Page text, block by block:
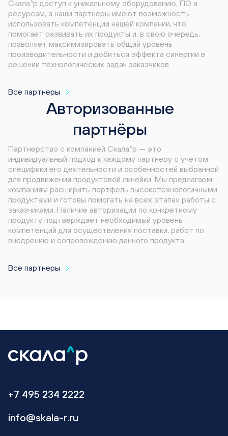
Скала^р доступ к уникальному оборудованию, ПО и
ресурсам, а наши партнеры имеют возможность
использовать компетенции нашей компании, что
помогает развивать их продукты и, в свою очередь,
позволяет максимизировать общий уровень
производительности и добиться эффекта синергии в
решении технологических задач заказчиков.
Все партнеры
Авторизованные
партнёры
Партнерство с компанией Скала^р — это
индивидуальный подход к каждому партнеру с учетом
специфики его деятельности и особенностей выбранной
для продвижения продуктовой линейки. Мы предлагаем
компаниям расширить портфель высокотехнологичными
продуктами и готовы помогать на всех этапах работы с
заказчиками. Наличие авторизации по конкретному
продукту подтверждает необходимый уровень
компетенций для осуществления поставки, работ по
внедрению и сопровождению данного продукта.
Все партнеры
+7 495 234 2222
info@skala-r.ru